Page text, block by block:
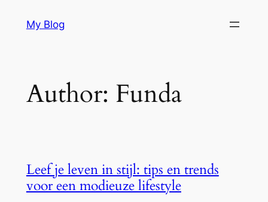
My Blog
Author: Funda
Leef je leven in stijl: tips en trends
voor een modieuze lifestyle